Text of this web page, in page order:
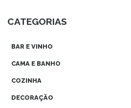
CATEGORIAS
BAR E VINHO
CAMA E BANHO
COZINHA
DECORAÇÃO